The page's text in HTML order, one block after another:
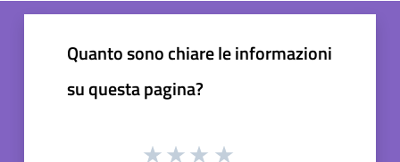
Quanto sono chiare le informazioni
su questa pagina?